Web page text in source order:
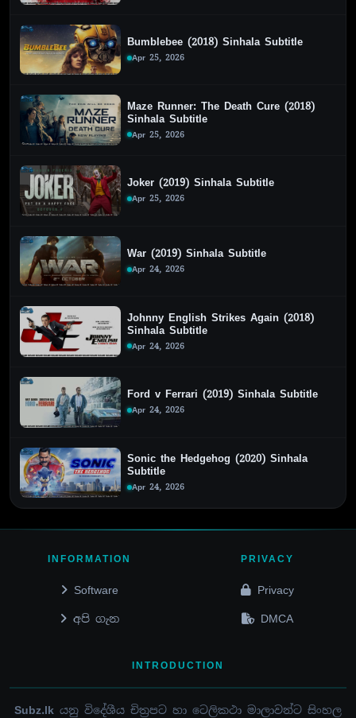
Bumblebee (2018) Sinhala Subtitle
Apr 25, 2026
Maze Runner: The Death Cure (2018)
Sinhala Subtitle
Apr 25, 2026
Joker (2019) Sinhala Subtitle
Apr 25, 2026
War (2019) Sinhala Subtitle
Apr 24, 2026
Johnny English Strikes Again (2018)
Sinhala Subtitle
Apr 24, 2026
Ford v Ferrari (2019) Sinhala Subtitle
Apr 24, 2026
Sonic the Hedgehog (2020) Sinhala
Subtitle
Apr 24, 2026
INFORMATION
Software
අපි ගැන
PRIVACY
Privacy
DMCA
INTRODUCTION
Subz.lk යනු විදේශීය චිත්‍රපට හා ටෙලිකථා මාලාවන්ට සිංහල